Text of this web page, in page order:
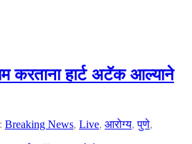
करताना हार्ट अटॅक आल्याने
Breaking News, Live, आरोग्य,पुणे,